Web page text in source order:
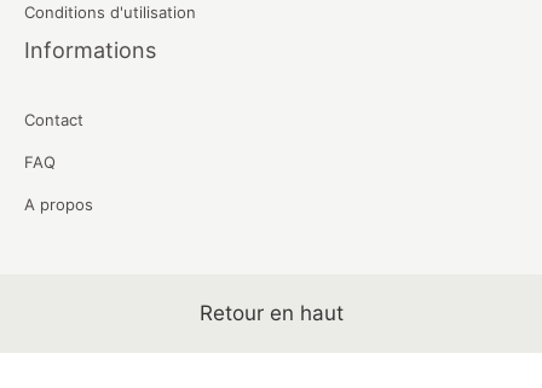
Conditions d'utilisation
Informations
Contact
FAQ
A propos
Retour en haut